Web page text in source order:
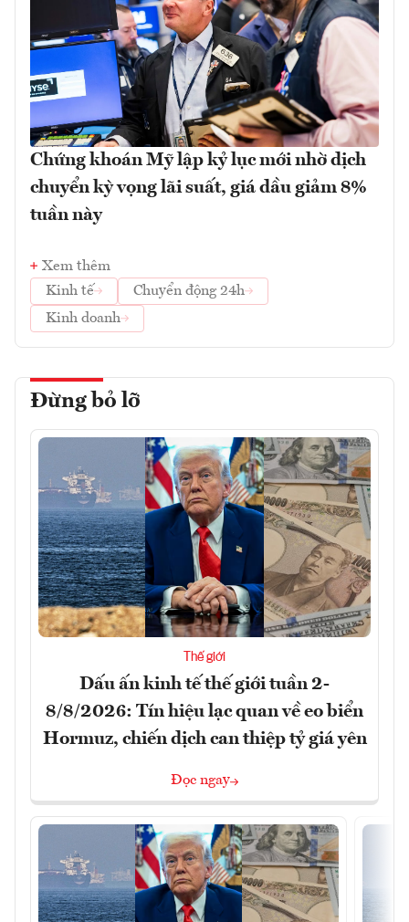
Chứng khoán Mỹ lập kỷ lục mới nhờ dịch
chuyển kỳ vọng lãi suất, giá dầu giảm 8%
tuần này
Xem thêm
Kinh tế
Chuyển động 24h
Kinh doanh
Đừng bỏ lỡ
Thế giới
Dấu ấn kinh tế thế giới tuần 2-
8/8/2026: Tín hiệu lạc quan về eo biển
Hormuz, chiến dịch can thiệp tỷ giá yên
Đọc ngay